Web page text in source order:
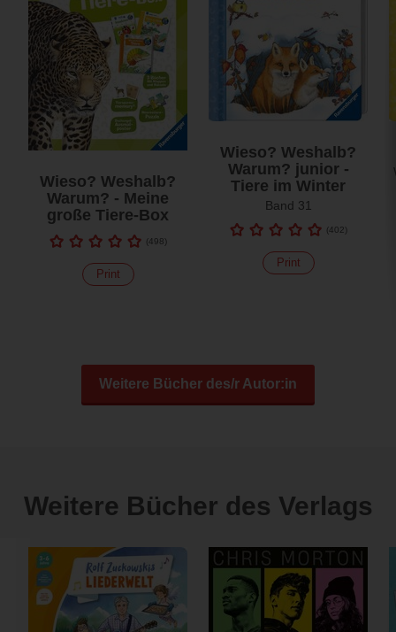
Wieso? Weshalb?
Warum? - Meine
große Tiere-Box
(498)
Print
Wieso? Weshalb?
Warum? junior -
Tiere im Winter
Band 31
(402)
Print
Weitere Bücher des/r Autor:in
Weitere Bücher des Verlags